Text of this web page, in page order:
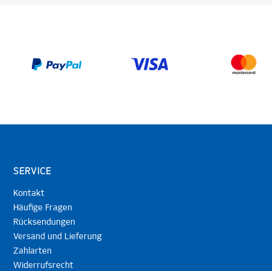
SERVICE
Kontakt
Häufige Fragen
Rücksendungen
Versand und Lieferung
Zahlarten
Widerrufsrecht